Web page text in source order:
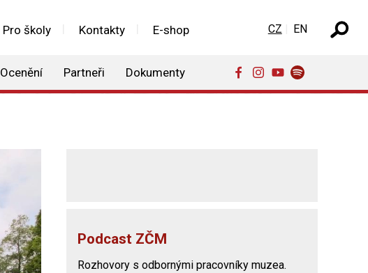
Pro školy Kontakty E-shop
Ocenění Partneři Dokumenty
Zvolte jazyk
CZ EN
Podcast ZČM
Rozhovory s odbornými pracovníky muzea.